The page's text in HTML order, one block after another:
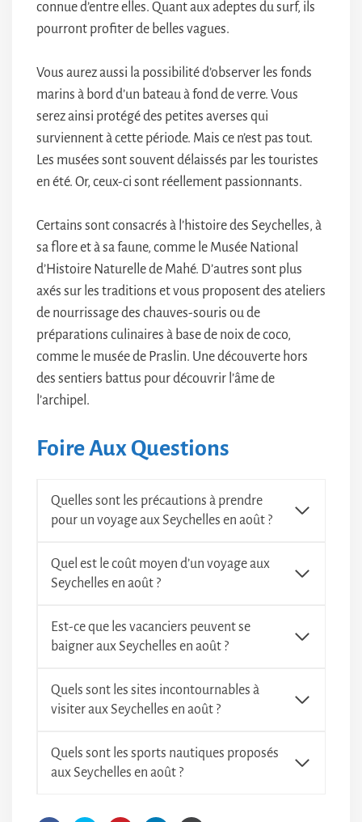
connue d’entre elles. Quant aux adeptes du surf, ils
pourront profiter de belles vagues.
Vous aurez aussi la possibilité d’observer les fonds
marins à bord d’un bateau à fond de verre. Vous
serez ainsi protégé des petites averses qui
surviennent à cette période. Mais ce n’est pas tout.
Les musées sont souvent délaissés par les touristes
en été. Or, ceux-ci sont réellement passionnants.
Certains sont consacrés à l’histoire des Seychelles, à
sa flore et à sa faune, comme le Musée National
d’Histoire Naturelle de Mahé. D’autres sont plus
axés sur les traditions et vous proposent des ateliers
de nourrissage des chauves-souris ou de
préparations culinaires à base de noix de coco,
comme le musée de Praslin. Une découverte hors
des sentiers battus pour découvrir l’âme de
l’archipel.
Foire Aux Questions
Quelles sont les précautions à prendre
pour un voyage aux Seychelles en août ?
Quel est le coût moyen d’un voyage aux
Seychelles en août ?
Est-ce que les vacanciers peuvent se
baigner aux Seychelles en août ?
Quels sont les sites incontournables à
visiter aux Seychelles en août ?
Quels sont les sports nautiques proposés
aux Seychelles en août ?